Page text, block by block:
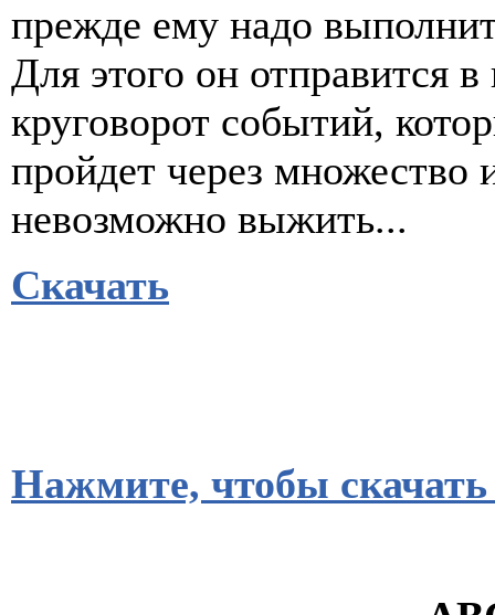
прежде ему надо
Для этого он отправится
круговорот событий,
пройдет через множество
невозможно выжить...
Скачать
Нажмите, чтобы